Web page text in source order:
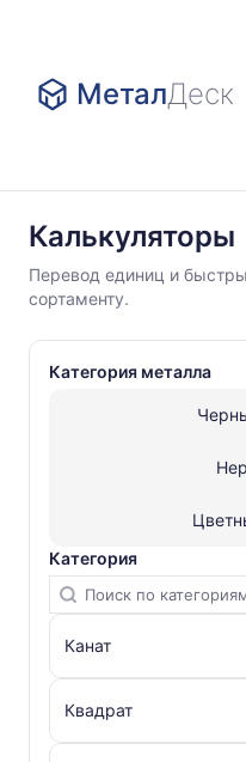
МеталДеск
Калькуляторы
Нержавейка
Шестигранник
Калькуляторы
Перевод единиц и
сортаменту.
Категория металла
Категория
Канат
Квадрат